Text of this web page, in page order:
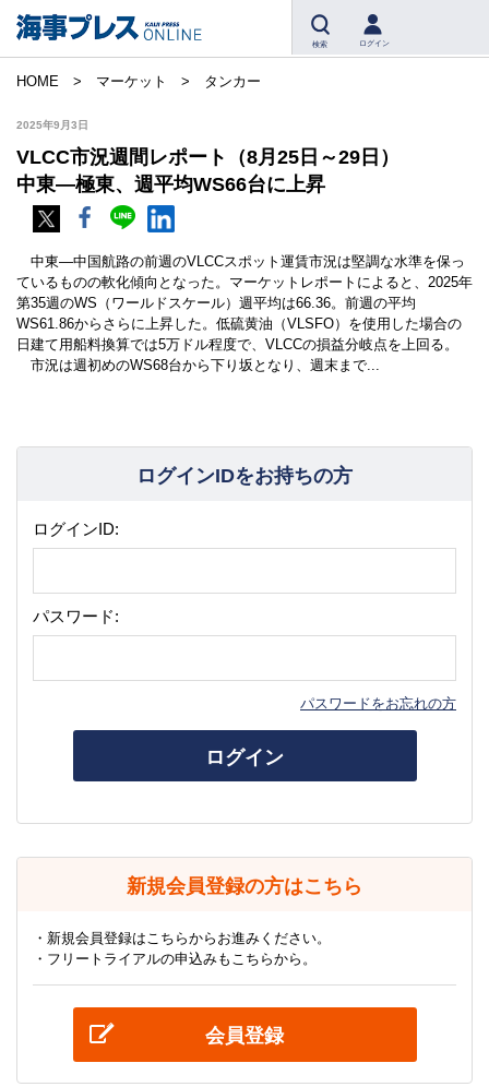
検索 ログイン
HOME マーケット タンカー
2025年9月3日
VLCC市況週間レポート（8月25日～29日）
中東―極東、週平均WS66台に上昇
中東―中国航路の前週のVLCCスポット運賃市況は堅調な水準を保っ
ているものの軟化傾向となった。マーケットレポートによると、2025年
第35週のWS（ワールドスケール）週平均は66.36。前週の平均
WS61.86からさらに上昇した。低硫黄油（VLSFO）を使用した場合の
日建て用船料換算では5万ドル程度で、VLCCの損益分岐点を上回る。
市況は週初めのWS68台から下り坂となり、週末まで...
ログインIDをお持ちの方
ログインID:
パスワード:
パスワードをお忘れの方
ログイン
新規会員登録の方はこちら
・新規会員登録はこちらからお進みください。
・フリートライアルの申込みもこちらから。
会員登録